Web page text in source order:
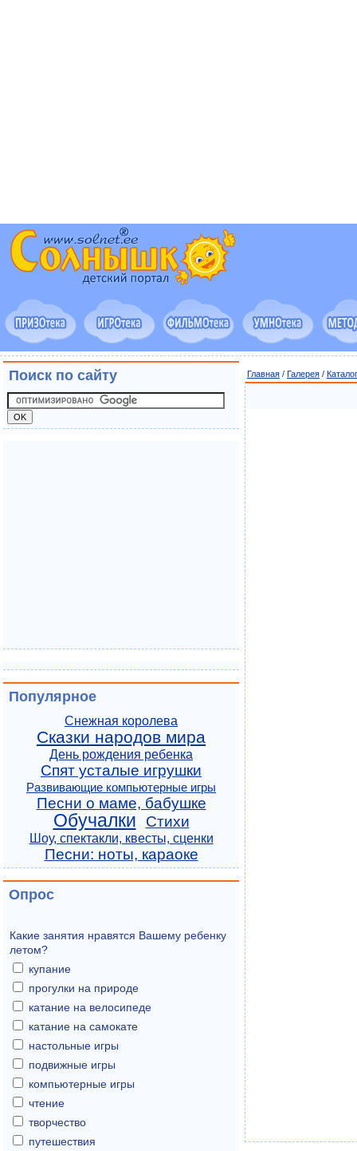
Главная / Галерея /
Поиск по сайту
Популярное
Снежная королева
Сказки народов мира
День рождения ребенка
Спят усталые игрушки
Развивающие компьютерные игры
Песни о маме, бабушке
Обучалки Стихи
Шоу, спектакли, квесты, сценки
Песни: ноты, караоке
Опрос
Какие занятия нравятся Вашему ребенку
летом?
купание
прогулки на природе
катание на велосипеде
катание на самокате
настольные игры
подвижные игры
компьютерные игры
чтение
творчество
путешествия